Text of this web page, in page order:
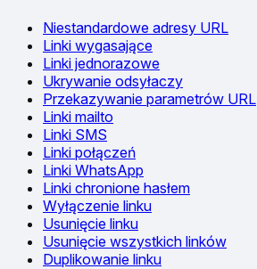
Niestandardowe adresy URL
Linki wygasające
Linki jednorazowe
Ukrywanie odsyłaczy
Przekazywanie parametrów URL
Linki mailto
Linki SMS
Linki połączeń
Linki WhatsApp
Linki chronione hasłem
Wyłączenie linku
Usunięcie linku
Usunięcie wszystkich linków
Duplikowanie linku